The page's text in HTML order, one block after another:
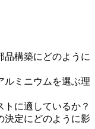
品構築にどのように
ルミニウムを選ぶ理
トに適しているか？
決定にどのように影